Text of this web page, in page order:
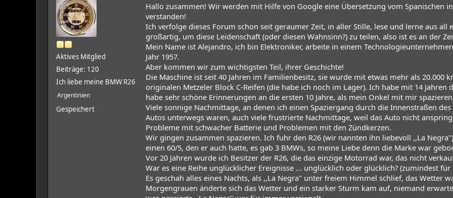
Aktives Mitglied
Beiträge: 120
Ich liebe meine BMW R26
Argentinien
Gespeichert
Hallo zusammen! Wir werden mit Hilfe von Google eine Übersetzung vom Spanischen
verstanden!
Ich verfolge dieses Forum schon seit geraumer Zeit, in aller Stille, lese und lerne aus
großartig, um diese Leidenschaft (oder diesen Wahnsinn?) zu teilen, also ist es an der
Mein Name ist Alejandro, ich bin Elektroniker, arbeite in einem
Jahr 1957.
Aber kommen wir zum wichtigsten Teil, ihrer Geschichte!
Die Maschine ist seit 40 Jahren im Familienbesitz, sie wurde mit etwas mehr als 20.000
originalen Metzeler Block C-Reifen (die habe ich noch im Lager). Ich habe mit 14
habe sehr schöne Erinnerungen an die ersten 10 Jahre, als mein Onkel mit mir
Viele sonnige Nachmittage, an denen ich einen Spaziergang durch die Innenstraßen
Autos unterwegs waren, auch viele frustrierte Nachmittage, weil das Auto nicht
Probleme mit schwacher Batterie und Problemen mit den Zündkerzen.
Wir gingen zusammen spazieren. Ich fuhr den R26 (wir nannten ihn liebevoll ,,La
einen 60/5, den er auch hatte, es gab 3 BMWs, so meine Liebe denn die Marke war
Vor 20 Jahren wurde ich Besitzer der R26, die das einzige Motorrad war, das nicht
War es eine Reihe unglücklicher Ereignisse ... unglücklich oder glücklich? (zumindest für
Es geschah alles eines Nachts, als ,,La Negra" unter freiem Himmel schlief, das Wetter
Morgengrauen änderte sich das Wetter und ein starker Sturm kam auf, niemand